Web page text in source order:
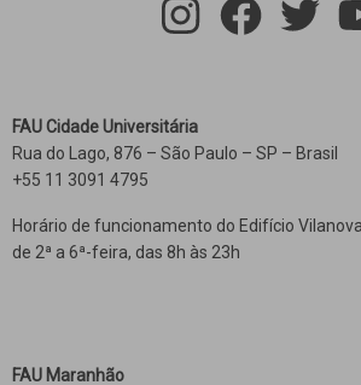
FAU Cidade Universitária
Rua do Lago, 876 – São Paulo – SP – Brasil
+55 11 3091 4795
Horário de funcionamento do Edifício
de 2ª a 6ª-feira, das 8h às 23h
FAU Maranhão